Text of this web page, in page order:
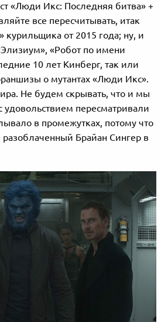
«Люди Икс: Последняя битва» +
все пересчитывать, итак
курильщика от 2015 года; ну, и
«Робот по имени
10 лет Кинберг, так или
о мутантах «Люди Икс».
Не будем скрывать, что и мы
пересматривали
в промежутках, потому что
Брайан Сингер в